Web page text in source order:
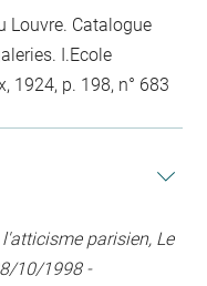
Louvre. Catalogue
I.Ecole
1924, p. 198, n° 683
parisien, Le
10/1998 -